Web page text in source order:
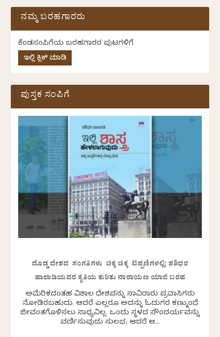
ನಮ್ಮ ಬರಹಗಾರರು
ಕೆಂಡಸಂಪಿಗೆಯ ಬರಹಗಾರರ ಪುಟಗಳಿಗೆ
ಇಲ್ಲಿ ಕ್ಲಿಕ್ ಮಾಡಿ
ಪುಸ್ತಕ ಸಂಪಿಗೆ
ದೊಡ್ಡ ದೇಶದ ಸಂಗತಿಗಳು ಚಿಕ್ಕ ಚಿಕ್ಕ ಟಿಪ್ಪಣಿಗಳಲ್ಲಿ: ಶಶಿಧರ
ಹಾಲಾಡಿಯವರ ಕೃತಿಯ ಕುರಿತು ನಾರಾಯಣ ಯಾಜಿ ಬರಹ
ಅಮೆರಿಕದಂತಹ ವಿಶಾಲ ದೇಶವನ್ನು ಸಾವಿರಾರು ಪ್ರವಾಸಿಗರು
ನೋಡಿರಬಹುದು. ಆದರೆ ಎಲ್ಲರೂ ಅದನ್ನು ಓದುಗರ ಕಣ್ಮುಂದೆ
ಜೀವಂತಗೊಳಿಸಲು ಸಾಧ್ಯವಿಲ್ಲ. ಒಂದು ಸ್ಥಳದ ಸೌಂದರ್ಯವನ್ನು
ವರ್ಣಿಸುವುದು ಸುಲಭ; ಆದರೆ ಆ...